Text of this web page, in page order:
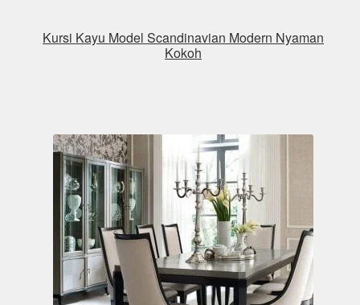
Kursi Kayu Model Scandinavian Modern Nyaman
Kokoh